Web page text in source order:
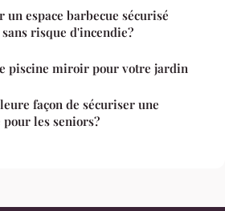
espace barbecue sécurisé
risque d'incendie?
piscine miroir pour votre jardin
façon de sécuriser une
les seniors?